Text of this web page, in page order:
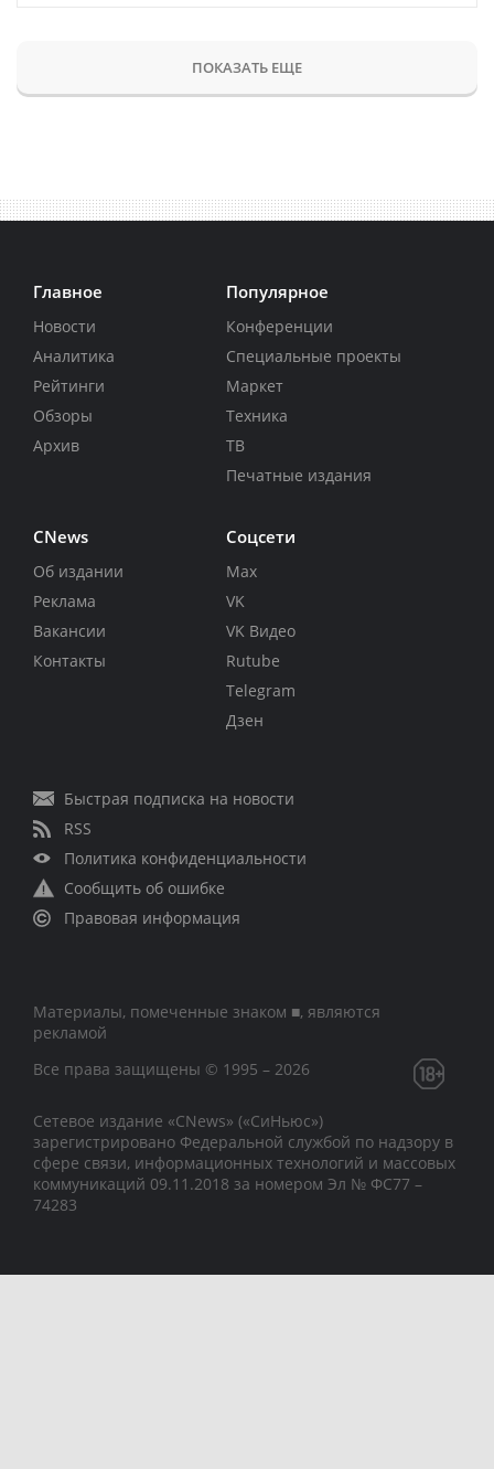
ПОКАЗАТЬ ЕЩЕ
Главное
Новости
Аналитика
Рейтинги
Обзоры
Архив
Популярное
Конференции
Специальные проекты
Маркет
Техника
ТВ
Печатные издания
CNews
Об издании
Реклама
Вакансии
Контакты
Соцсети
Max
VK
VK Видео
Rutube
Telegram
Дзен
Быстрая подписка на новости
RSS
Политика конфиденциальности
Сообщить об ошибке
Правовая информация
Материалы, помеченные знаком ■, являются
рекламой
Все права защищены © 1995 – 2026
Сетевое издание «CNews» («СиНьюс»)
зарегистрировано Федеральной службой по надзору в
сфере связи, информационных технологий и массовых
коммуникаций 09.11.2018 за номером Эл № ФС77 –
74283